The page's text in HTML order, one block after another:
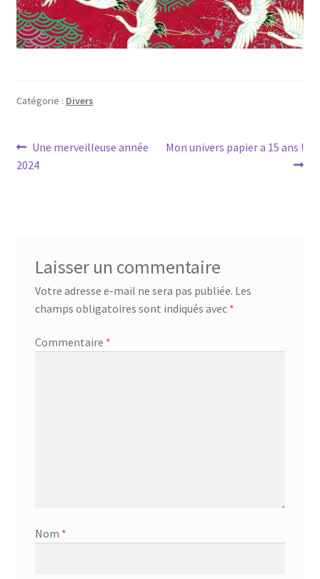
Catégorie : Divers
Navigation
de
Article
précédent :
Une merveilleuse année
2024
Article
Mon univers papier a 15 ans !
Laisser un commentaire
Votre adresse e-mail ne sera pas publiée. Les
champs obligatoires sont indiqués avec *
Commentaire *
Nom *